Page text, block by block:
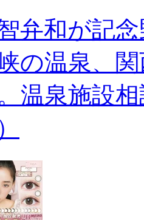
弁和が記
の温泉、
温泉施設